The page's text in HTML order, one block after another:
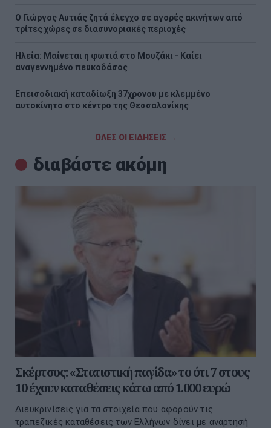
Ο Γιώργος Αυτιάς ζητά έλεγχο σε αγορές ακινήτων από
τρίτες χώρες σε διασυνοριακές περιοχές
Ηλεία: Μαίνεται η φωτιά στο Μουζάκι - Καίει
αναγεννημένο πευκοδάσος
Επεισοδιακή καταδίωξη 37χρονου με κλεμμένο
αυτοκίνητο στο κέντρο της Θεσσαλονίκης
ΟΛΕΣ ΟΙ ΕΙΔΗΣΕΙΣ →
διαβάστε ακόμη
Σκέρτσος: «Στατιστική παγίδα» το ότι 7 στους
10 έχουν καταθέσεις κάτω από 1.000 ευρώ
Διευκρινίσεις για τα στοιχεία που αφορούν τις
τραπεζικές καταθέσεις των Ελλήνων δίνει με ανάρτησή